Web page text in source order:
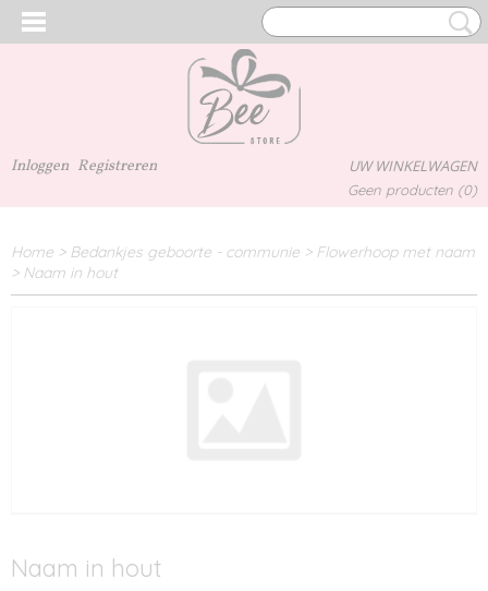
Inloggen Registreren UW WINKELWAGEN
Geen producten (0)
Home > Bedankjes geboorte - communie > Flowerhoop met naam
> Naam in hout
Naam in hout